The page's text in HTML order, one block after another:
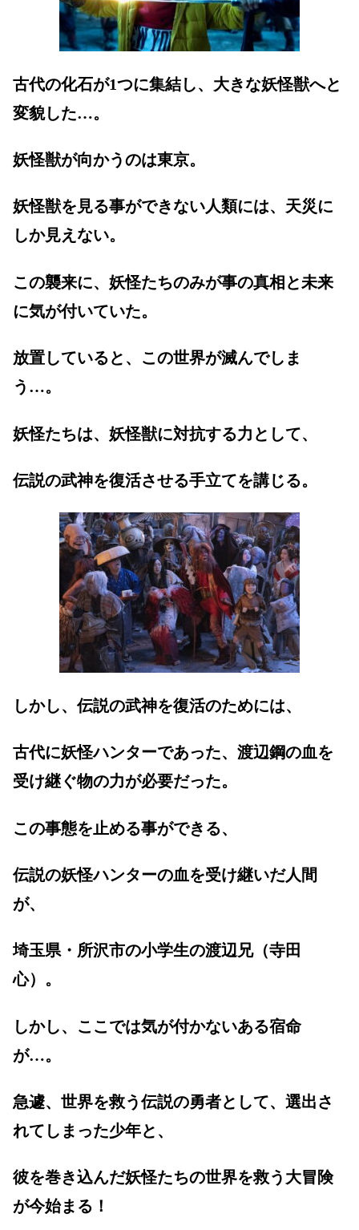
古代の化石が1つに集結し、大きな妖怪獣へと
変貌した…。
妖怪獣が向かうのは東京。
妖怪獣を見る事ができない人類には、天災に
しか見えない。
この襲来に、妖怪たちのみが事の真相と未来
に気が付いていた。
放置していると、この世界が滅んでしま
う…。
妖怪たちは、妖怪獣に対抗する力として、
伝説の武神を復活させる手立てを講じる。
しかし、伝説の武神を復活のためには、
古代に妖怪ハンターであった、渡辺鋼の血を
受け継ぐ物の力が必要だった。
この事態を止める事ができる、
伝説の妖怪ハンターの血を受け継いだ人間
が、
埼玉県・所沢市の小学生の渡辺兄（寺田
心）。
しかし、ここでは気が付かないある宿命
が…。
急遽、世界を救う伝説の勇者として、選出さ
れてしまった少年と、
彼を巻き込んだ妖怪たちの世界を救う大冒険
が今始まる！